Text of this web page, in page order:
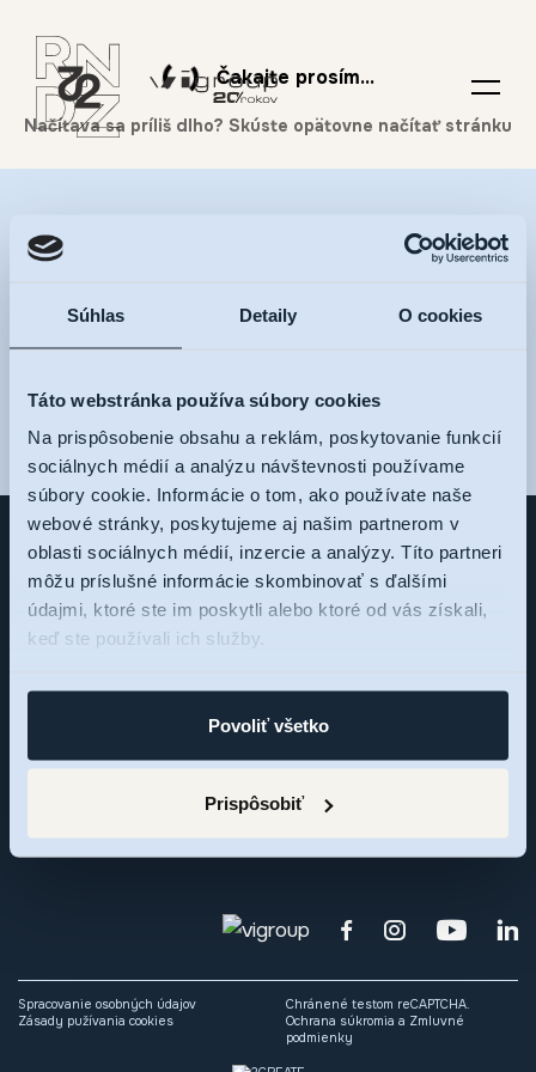
Súhlas Detaily O cookies
Táto webstránka používa súbory cookies
Na prispôsobenie obsahu a reklám, poskytovanie funkcií
sociálnych médií a analýzu návštevnosti používame
súbory cookie. Informácie o tom, ako používate naše
webové stránky, poskytujeme aj našim partnerom v
oblasti sociálnych médií, inzercie a analýzy. Títo partneri
môžu príslušné informácie skombinovať s ďalšími
údajmi, ktoré ste im poskytli alebo ktoré od vás získali,
keď ste používali ich služby.
Povoliť všetko
Prispôsobiť
Čakajte prosím...
Nalaďte sa na RNDZ 2
a dostávajte novinky na
Sme tu pre vás,
pýtajte sa
radi odpovieme na vaše otázky alebo si dohodneme osobné
Spracovanie osobných údajov
Zásady pužívania cookies
Chránené testom reCAPTCHA.
Ochrana súkromia a Zmluvné
podmienky